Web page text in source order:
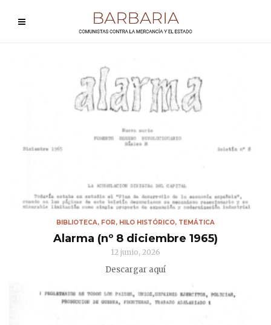
BIBLIOTECA, FOR, HILO HISTÓRICO, TEMÁTICA
Alarma (nº 8 diciembre 1965)
12 junio, 2026
Descargar aquí